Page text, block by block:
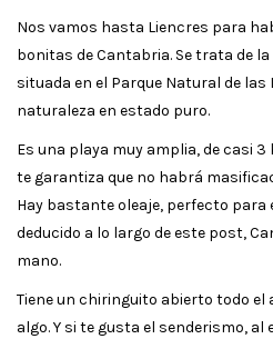
Nos vamos hasta Liencres para
bonitas de Cantabria. Se trata de la
situada en el Parque Natural de las
naturaleza en estado puro.
Es una playa muy amplia, de casi
te garantiza que no habrá
Hay bastante oleaje, perfecto para
deducido a lo largo de este post,
mano.
Tiene un chiringuito abierto todo
algo. Y si te gusta el senderismo,